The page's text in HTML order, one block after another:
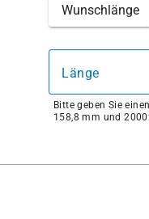
Wunschlänge
Länge
Bitte geben Sie
158,8 mm und